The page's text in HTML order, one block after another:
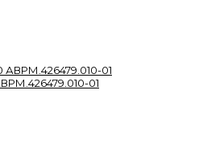
01